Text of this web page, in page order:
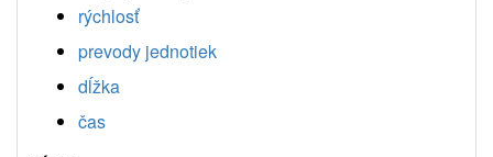
rýchlosť
prevody jednotiek
dĺžka
čas